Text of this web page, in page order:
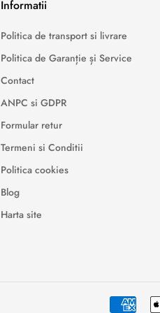
Informatii
Politica de transport si livrare
Politica de Garanție și Service
Contact
ANPC si GDPR
Formular retur
Termeni si Conditii
Politica cookies
Blog
Harta site